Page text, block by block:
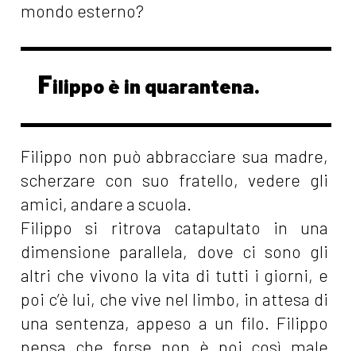
mondo esterno?
Filippo è in quarantena.
Filippo non può abbracciare sua madre,
scherzare con suo fratello, vedere gli
amici, andare a scuola.
Filippo si ritrova catapultato in una
dimensione parallela, dove ci sono gli
altri che vivono la vita di tutti i giorni, e
poi c’è lui, che vive nel limbo, in attesa di
una sentenza, appeso a un filo. Filippo
pensa che forse non è poi così male